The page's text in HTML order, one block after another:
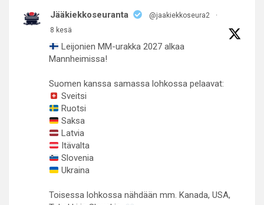
Jääkiekkoseuranta @jaakiekkoseura2
·
8 kesä
Leijonien MM-urakka 2027 alkaa
Mannheimissa!
Suomen kanssa samassa lohkossa pelaavat:
Sveitsi
Ruotsi
Saksa
Latvia
Itävalta
Slovenia
Ukraina
Toisessa lohkossa nähdään mm. Kanada, USA,